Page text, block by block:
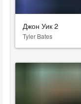
Джон Уик 2
Tyler Bates